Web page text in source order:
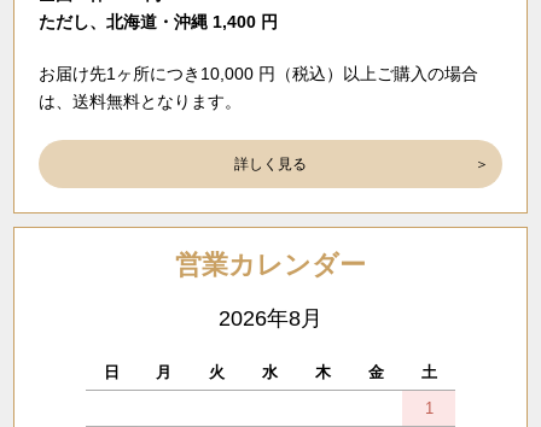
ただし、北海道・沖縄 1,400 円
お届け先1ヶ所につき10,000 円（税込）以上ご購入の場合
は、送料無料となります。
詳しく見る
営業カレンダー
2026年8月
日 月 火 水 木 金
土
1